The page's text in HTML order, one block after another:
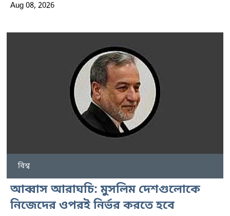
Aug 08, 2026
বিশ্ব
আব্বাস আরাঘচি: মুসলিম দেশগুলোকে
নিজেদের ওপরই নির্ভর করতে হবে